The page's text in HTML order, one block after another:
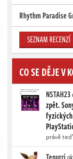
Rhythm Paradise
SEZNAM RECENZÍ
CO SE DĚJE V
NSTAH23
zpět.
právě teď